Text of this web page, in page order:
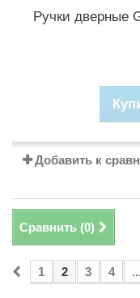
Ручки дверные
Добавить к
Сравнить (0)
1 2 3 4 ...